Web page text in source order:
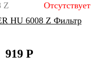
Z
Отсутствует
HU 6008 Z Фильтр
919Р